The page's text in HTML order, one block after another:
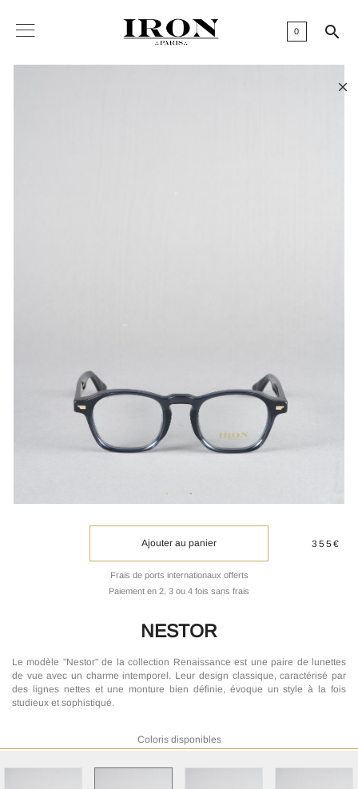
0 

Ajouter au panier
Frais de ports internationaux offerts
Paiement en 2, 3 ou 4 fois sans frais
355€
NESTOR
Le modèle "Nestor" de la collection Renaissance est une paire de lunettes
de vue avec un charme intemporel. Leur design classique, caractérisé par
des lignes nettes et une monture bien définie, évoque un style à la fois
studieux et sophistiqué.
Coloris disponibles